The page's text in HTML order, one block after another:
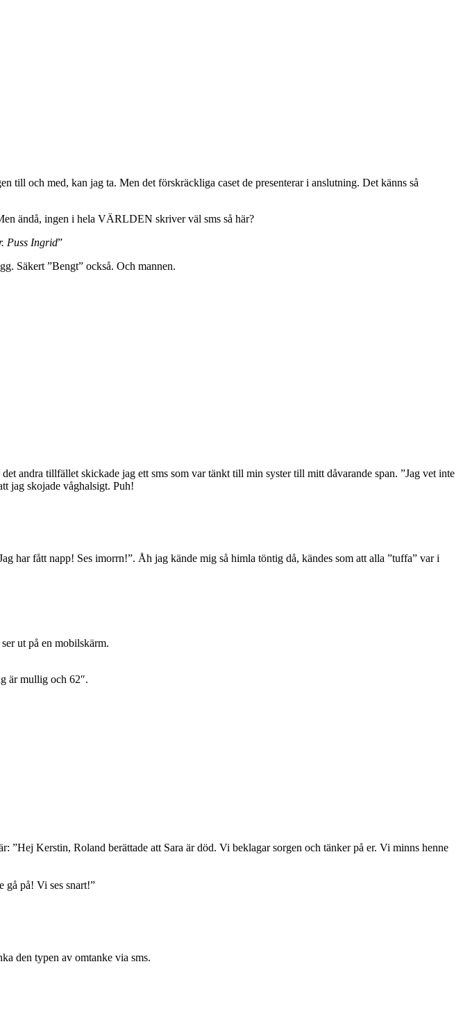
till och med, kan jag ta. Men det förskräckliga caset de presenterar i anslutning. Det känns så
ändå, ingen i hela VÄRLDEN skriver väl sms så här?
Puss Ingrid”
Säkert ”Bengt” också. Och mannen.
andra tillfället skickade jag ett sms som var tänkt till min syster till mitt dåvarande span. ”Jag vet inte
jag skojade våghalsigt. Puh!
har fått napp! Ses imorrn!”. Åh jag kände mig så himla töntig då, kändes som att alla ”tuffa” var i
ut på en mobilskärm.
är mullig och 62″.
”Hej Kerstin, Roland berättade att Sara är död. Vi beklagar sorgen och tänker på er. Vi minns henne
gå på! Vi ses snart!”
den typen av omtanke via sms.